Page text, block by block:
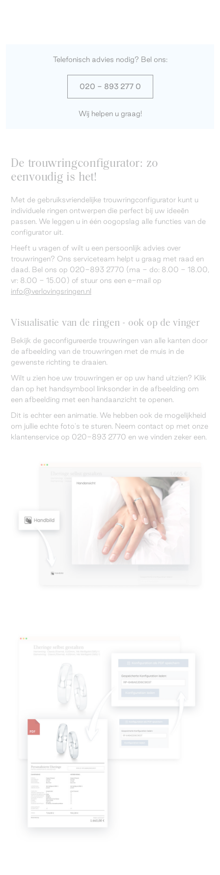
Telefonisch advies nodig? Bel ons:
020 - 893 277 0
Wij helpen u graag!
De trouwringconfigurator: zo
eenvoudig is het!
Met de gebruiksvriendelijke trouwringconfigurator kunt u
individuele ringen ontwerpen die perfect bij uw ideeën
passen. We leggen u in één oogopslag alle functies van de
configurator uit.
Heeft u vragen of wilt u een persoonlijk advies over
trouwringen? Ons serviceteam helpt u graag met raad en
daad. Bel ons op 020-893 2770 (ma - do: 8.00 - 18.00,
vr: 8.00 - 15.00) of stuur ons een e-mail op
info@verlovingsringen.nl
Visualisatie van de ringen - ook op de vinger
Bekijk de geconfigureerde trouwringen van alle kanten door
de afbeelding van de trouwringen met de muis in de
gewenste richting te draaien.
Wilt u zien hoe uw trouwringen er op uw hand uitzien? Klik
dan op het handsymbool linksonder in de afbeelding om
een afbeelding met een handaanzicht te openen.
Dit is echter een animatie. We hebben ook de mogelijkheid
om jullie echte foto's te sturen. Neem contact op met onze
klantenservice op 020-893 2770 en we vinden zeker een.